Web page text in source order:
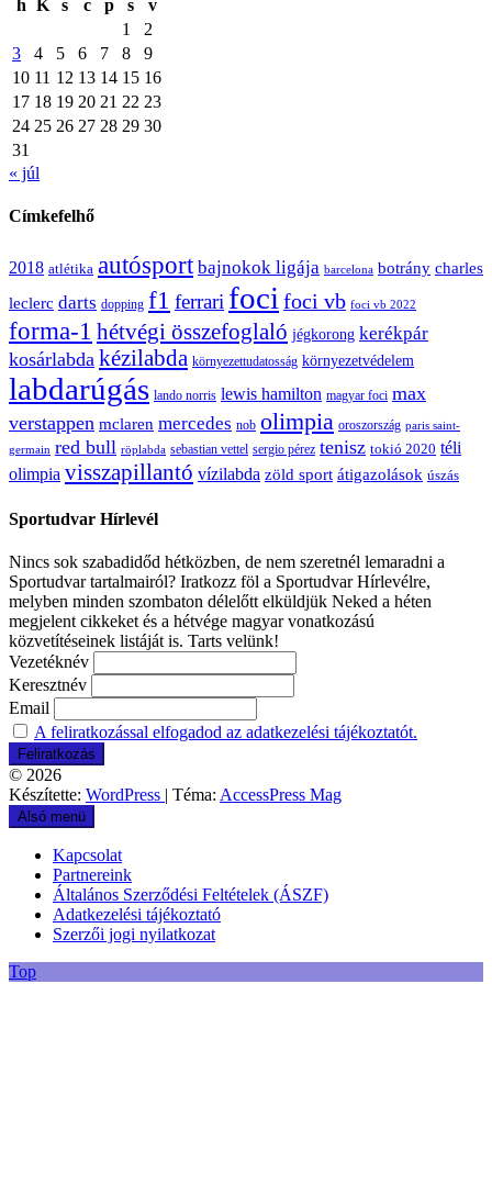
h K s c p s
v
1
2
3
4 5 6 7 8
9
10 11 12 13 14 15 16
17 18 19 20 21 22 23
24 25 26 27 28 29 30
31
« júl
Címkefelhő
2018 atlétika autósport bajnokok ligája barcelona botrány charles
leclerc darts dopping f1 ferrari foci foci vb foci vb 2022
forma-1 hétvégi összefoglaló jégkorong kerékpár
kosárlabda kézilabda környezettudatosság környezetvédelem
labdarúgás lando norris lewis hamilton magyar foci max
verstappen mclaren mercedes nob olimpia oroszország paris saint-
germain red bull röplabda sebastian vettel sergio pérez tenisz tokió 2020 téli
olimpia visszapillantó vízilabda zöld sport átigazolások úszás
Sportudvar Hírlevél
Nincs sok szabadidőd hétközben, de nem szeretnél lemaradni a
Sportudvar tartalmairól? Iratkozz föl a Sportudvar Hírlevélre,
melyben minden szombaton délelőtt elküldjük Neked a héten
megjelent cikkeket és a hétvége magyar vonatkozású
közvetítéseinek listáját is. Tarts velünk!
Vezetéknév
Keresztnév
Email
A feliratkozással elfogadod az adatkezelési tájékoztatót.
© 2026
Készítette: WordPress | Téma: AccessPress Mag
Alsó menü
Kapcsolat
Partnereink
Általános Szerződési Feltételek (ÁSZF)
Adatkezelési tájékoztató
Szerzői jogi nyilatkozat
Top